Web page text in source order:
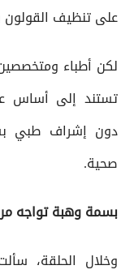
على تنظيف
لكن أطباء
تستند إلى أساس
دون إشراف طبي
صحية.
بسمة وهبة تواجه
وخلال الحلقة،